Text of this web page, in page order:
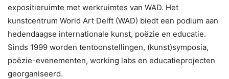
expositieruimte met werkruimtes van WAD. Het
kunstcentrum World Art Delft (WAD) biedt een podium aan
hedendaagse internationale kunst, poëzie en educatie.
Sinds 1999 worden tentoonstellingen, (kunst)symposia,
poëzie-evenementen, working labs en educatieprojecten
georganiseerd.